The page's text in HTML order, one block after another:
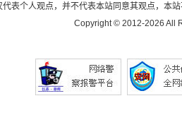
表个人观点，并不代表本站同意其观点，本
Copyright © 2012-2026 All